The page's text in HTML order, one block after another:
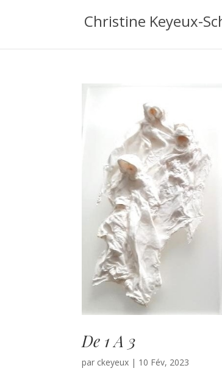
Christine Keyeux-
De 1 A 3
par ckeyeux | 10 Fév, 2023